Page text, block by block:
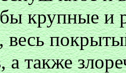
крупные и
весь
а также